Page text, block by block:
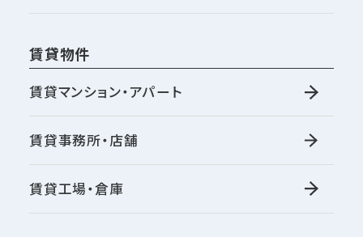
賃貸物件
賃貸マンション・アパート
賃貸事務所・店舗
賃貸工場・倉庫